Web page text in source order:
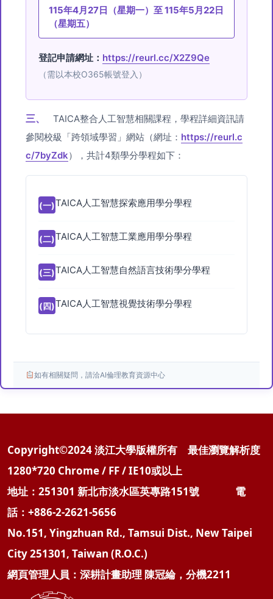
115年4月27日（星期一）至 115年5月22日
（星期五）
登記申請網址： https://reurl.cc/X2Z9Qe
（需以本校O365帳號登入）
三、
TAICA整合人工智慧相關課程，學程詳細資訊請
參閱校級「跨領域學習」網站（網址： https://reurl.c
c/7byZdk），共計4類學分學程如下：
(一)TAICA人工智慧探索應用學分學程
(二)TAICA人工智慧工業應用學分學程
(三)TAICA人工智慧自然語言技術學分學程
(四)TAICA人工智慧視覺技術學分學程
如有相關疑問，請洽AI倫理教育資源中心
Copyright©2024 淡江大學版權所有 最佳瀏覽解析度
1280*720 Chrome / FF / IE10或以上
地址：251301 新北市淡水區英專路151號 電
話：+886-2-2621-5656
No.151, Yingzhuan Rd., Tamsui Dist., New Taipei
City 251301, Taiwan (R.O.C.)
網頁管理人員：深耕計畫助理 陳冠綸，分機2211